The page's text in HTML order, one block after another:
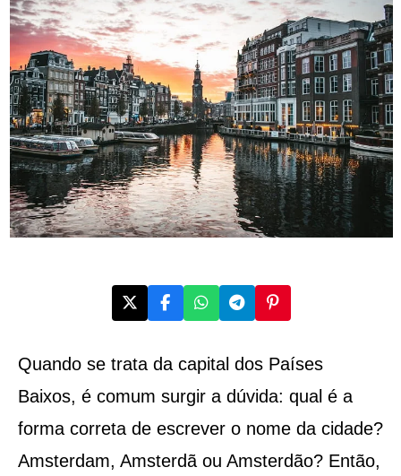
Quando se trata da capital dos Países
Baixos, é comum surgir a dúvida: qual é a
forma correta de escrever o nome da cidade?
Amsterdam, Amsterdã ou Amsterdão? Então,